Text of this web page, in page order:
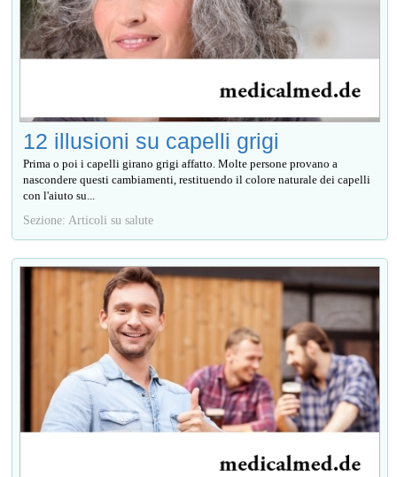
12 illusioni su capelli grigi
Prima o poi i capelli girano grigi affatto. Molte persone provano a
nascondere questi cambiamenti, restituendo il colore naturale dei capelli
con l'aiuto su...
Sezione: Articoli su salute